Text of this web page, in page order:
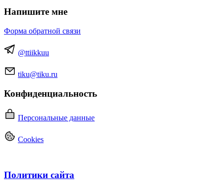
Напишите мне
Форма обратной связи
@ttiikkuu
tiku@tiku.ru
Конфиденциальность
Персональные данные
Cookies
Политики сайта